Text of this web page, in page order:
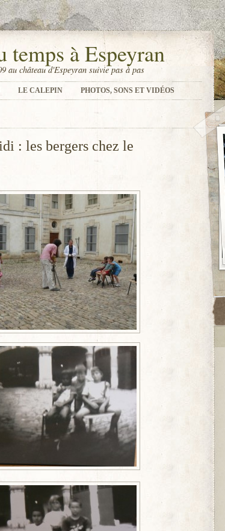
temps à Espeyran
au château d'Espeyran suivie pas à pas
LE CALEPIN PHOTOS, SONS ET VIDÉOS
: les bergers chez le